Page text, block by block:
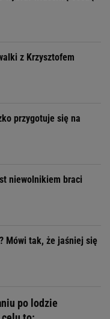
z Krzysztofem
przygotuje się na
niewolnikiem braci
Mówi tak, że jaśniej się
po lodzie